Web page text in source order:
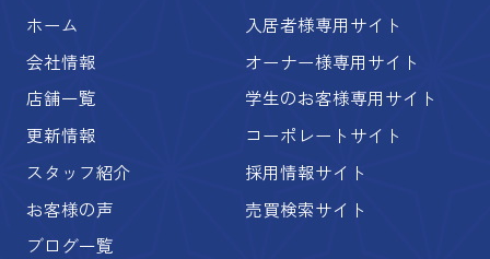
ホーム
会社情報
店舗一覧
更新情報
スタッフ紹介
お客様の声
ブログ一覧
入居者様専用サイト
オーナー様専用サイト
学生のお客様専用サイト
コーポレートサイト
採用情報サイト
売買検索サイト